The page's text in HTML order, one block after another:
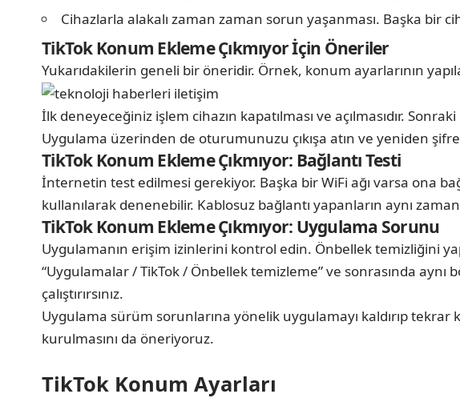
Cihazlarla alakalı zaman zaman sorun yaşanması. Başka bir
TikTok Konum Ekleme Çıkmıyor İçin Öneriler
Yukarıdakilerin geneli bir öneridir. Örnek, konum ayarlarının
İlk deneyeceğiniz işlem cihazın kapatılması ve açılmasıdır.
Uygulama üzerinden de oturumunuzu çıkışa atın ve yeniden
TikTok Konum Ekleme Çıkmıyor: Bağlantı Testi
İnternetin test edilmesi gerekiyor. Başka bir WiFi ağı varsa ona
kullanılarak denenebilir. Kablosuz bağlantı yapanların aynı
TikTok Konum Ekleme Çıkmıyor: Uygulama Sorunu
Uygulamanın erişim izinlerini kontrol edin. Önbellek temizliğini
“Uygulamalar / TikTok / Önbellek temizleme” ve sonrasında
çalıştırırsınız.
Uygulama sürüm sorunlarına yönelik uygulamayı kaldırıp
kurulmasını da öneriyoruz.
TikTok Konum Ayarları